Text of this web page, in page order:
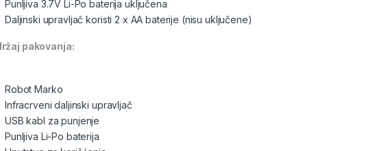
Punljiva 3.7V Li-Po baterija uključena
Daljinski upravljač koristi 2 x AA baterije (nisu uključene)
pakovanja:
Robot Marko
Infracrveni daljinski upravljač
USB kabl za punjenje
Punljiva Li-Po baterija